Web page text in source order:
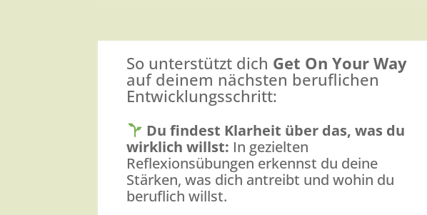
So unterstützt dich Get On Your Way
auf deinem nächsten beruflichen
Entwicklungsschritt:
Du findest Klarheit über das, was du
wirklich willst: In gezielten
Reflexionsübungen erkennst du deine
Stärken, was dich antreibt und wohin du
beruflich willst.